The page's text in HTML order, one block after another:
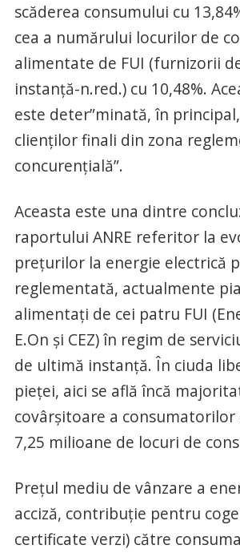
scăderea consumului cu
cea a numărului locurilor de
alimentate de FUI (furnizorii
instanţă-n.red.) cu 10,48%.
este deter”minată, în
clienților finali din zona
concurențială”.
Aceasta este una dintre
raportului ANRE referitor la
preţurilor la energie electrică
reglementată, actualmente
alimentaţi de cei patru FUI
E.On şi CEZ) în regim de
de ultimă instanţă. În ciuda
pieţei, aici se află încă
covârşitoare a consumatorilor
7,25 milioane de locuri de
Preţul mediu de vânzare a
acciză, contribuţie pentru
certificate verzi) către